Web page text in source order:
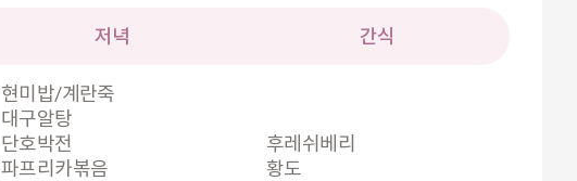
저녁 간식
현미밥/계란죽
대구알탕
단호박전
파프리카볶음
후레쉬베리
황도